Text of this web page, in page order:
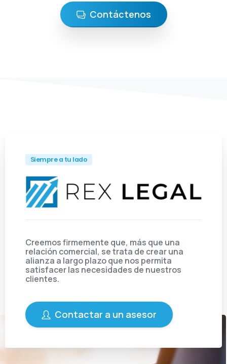
Contáctenos
Siempre a tu lado
Creemos firmemente que, más que una
relación comercial, se trata de crear una
alianza a largo plazo que nos permita
satisfacer las necesidades de nuestros
clientes.
Contactar a un asesor